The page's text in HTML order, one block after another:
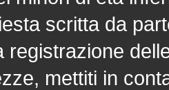
scritta da
registrazione
mettiti in